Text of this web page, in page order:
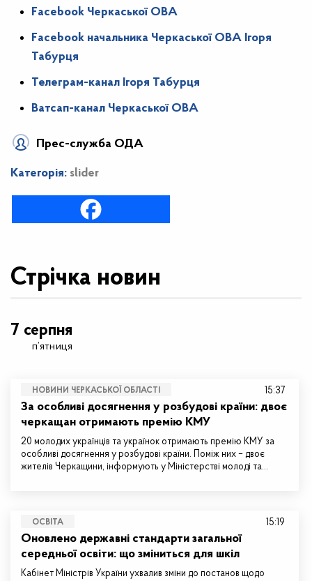
Facebook Черкаської ОВА
Facebook начальника Черкаської ОВА Ігоря
Табурця
Телеграм-канал Ігоря Табурця
Ватсап-канал Черкаської ОВА
Прес-служба ОДА
Категорія: slider
Стрічка новин
7 серпня
п’ятниця
НОВИНИ ЧЕРКАСЬКОЇ ОБЛАСТІ
За особливі досягнення у розбудові країни: двоє
черкащан отримають премію КМУ
20 молодих українців та українок отримають премію КМУ за
особливі досягнення у розбудові країни. Поміж них – двоє
жителів Черкащини, інформують у Міністерстві молоді та…
15:37
ОСВІТА
Оновлено державні стандарти загальної
середньої освіти: що зміниться для шкіл
Кабінет Міністрів України ухвалив зміни до постанов щодо
15:19